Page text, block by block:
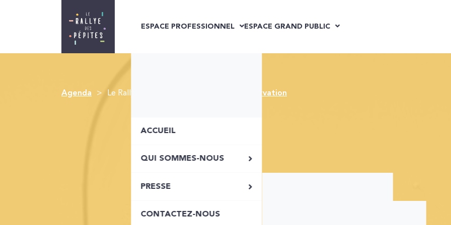
ESPACE PROFESSIONNEL ESPACE GRAND PUBLIC
ACCUEIL
QUI SOMMES-NOUS
PRESSE
CONTACTEZ-NOUS
Agenda Le Rallye des Pépites Limousines Réservation